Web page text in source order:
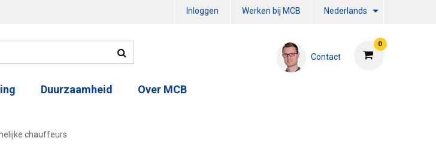
Inloggen Werken bij MCB Nederlands
0
Contact
Duurzaamheid Over MCB
chauffeurs